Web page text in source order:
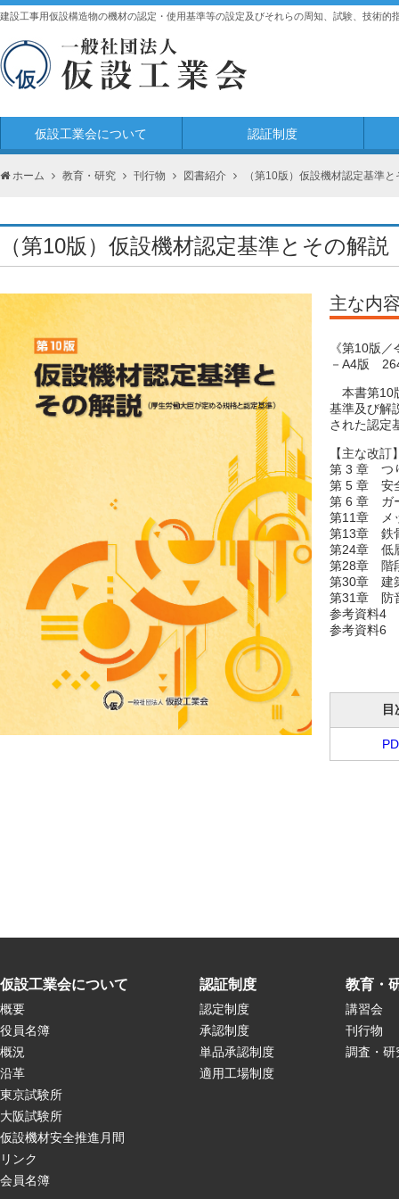
建設工事用仮設構造物の機材の認定・使用基準等の設定及びそれらの周知、試験、技術的
仮設工業会について 認証制度
ホーム 教育・研究 刊行物 図書紹介 （第10版）仮設機材認定基準と
（第10版）仮設機材認定基準とその解説
主な内
《第10版
－A4版
本書第10
基準及び解
された認定
【主な改訂
第 3 章 つ
第 5 章 安
第 6 章 ガ
第11章 メ
第13章 鉄
第24章 低
第28章 階
第30章 建
第31章 防
参考資料4
参考資料6
目
仮設工業会について
概要
役員名簿
概況
沿革
東京試験所
大阪試験所
仮設機材安全推進月間
リンク
会員名簿
認証制度
認定制度
承認制度
単品承認制度
適用工場制度
教育・
講習会
刊行物
調査・研